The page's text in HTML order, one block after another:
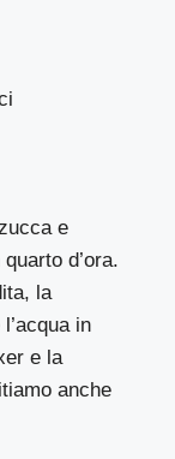
e
d’ora.
la
in
e la
anche